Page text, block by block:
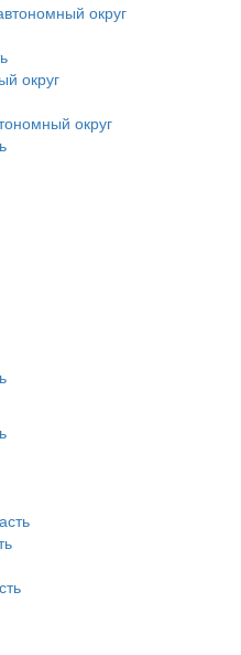
округ
округ
округ